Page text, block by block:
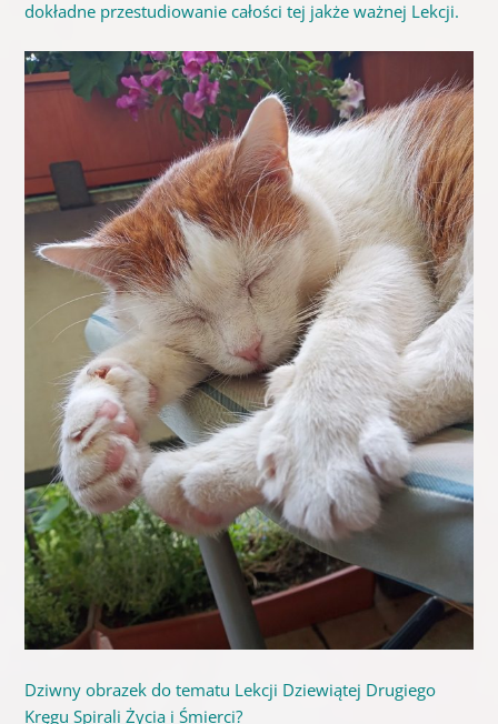
dokładne przestudiowanie całości tej jakże ważnej Lekcji.
Dziwny obrazek do tematu Lekcji Dziewiątej Drugiego
Kręgu Spirali Życia i Śmierci?